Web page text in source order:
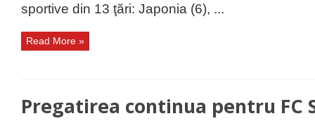
sportive din 13 ţări: Japonia (6), ...
Read More »
Pregatirea continua pentru FC